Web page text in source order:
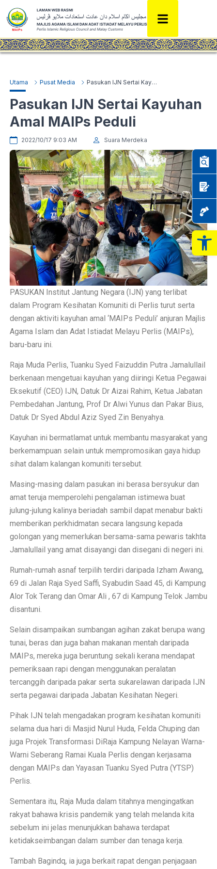
Utama Pusat Media Pasukan IJN Sertai Kayuhan Amal MAIPs Peduli
Pasukan IJN Sertai Kayuhan
Amal MAIPs Peduli
2022/10/17 9:03 AM Suara Merdeka
PASUKAN Institut Jantung Negara (IJN) yang terlibat
dalam Program Kesihatan Komuniti di Perlis turut serta
dengan aktiviti kayuhan amal ‘MAIPs Peduli’ anjuran Majlis
Agama Islam dan Adat Istiadat Melayu Perlis (MAIPs),
baru-baru ini.
Raja Muda Perlis, Tuanku Syed Faizuddin Putra Jamalullail
berkenaan mengetuai kayuhan yang diiringi Ketua Pegawai
Eksekutif (CEO) IJN, Datuk Dr Aizai Rahim, Ketua Jabatan
Pembedahan Jantung, Prof Dr Alwi Yunus dan Pakar Bius,
Datuk Dr Syed Abdul Aziz Syed Zin Benyahya.
Kayuhan ini bermatlamat untuk membantu masyarakat yang
berkemampuan selain untuk mempromosikan gaya hidup
sihat dalam kalangan komuniti tersebut.
Masing-masing dalam pasukan ini berasa bersyukur dan
amat teruja memperolehi pengalaman istimewa buat
julung-julung kalinya beriadah sambil dapat menabur bakti
memberikan perkhidmatan secara langsung kepada
golongan yang memerlukan bersama-sama pewaris takhta
Jamalullail yang amat disayangi dan disegani di negeri ini.
Rumah-rumah asnaf terpilih terdiri daripada Izham Awang,
69 di Jalan Raja Syed Saffi, Syabudin Saad 45, di Kampung
Alor Tok Terang dan Omar Ali , 67 di Kampung Telok Jambu
disantuni.
Selain disampaikan sumbangan agihan zakat berupa wang
tunai, beras dan juga bahan makanan mentah daripada
MAIPs, mereka juga beruntung sekali kerana mendapat
pemeriksaan rapi dengan menggunakan peralatan
tercanggih daripada pakar serta sukarelawan daripada IJN
serta pegawai daripada Jabatan Kesihatan Negeri.
Pihak IJN telah mengadakan program kesihatan komuniti
selama dua hari di Masjid Nurul Huda, Felda Chuping dan
juga Projek Transformasi DiRaja Kampung Nelayan Warna-
Warni Seberang Ramai Kuala Perlis dengan kerjasama
dengan MAIPs dan Yayasan Tuanku Syed Putra (YTSP)
Perlis.
Sementara itu, Raja Muda dalam titahnya mengingatkan
rakyat bahawa krisis pandemik yang telah melanda kita
sebelum ini jelas menunjukkan bahawa terdapat
ketidakseimbangan dalam sumber dan tenaga kerja.
Tambah Bagindq, ia juga berkait rapat dengan penjagaan